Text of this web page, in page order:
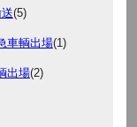
(5)
車輌出場(1)
出場(2)